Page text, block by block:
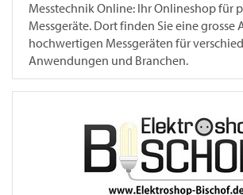
Messtechnik Online: Ihr Onlineshop für
Messgeräte. Dort finden Sie eine grosse
hochwertigen Messgeräten für
Anwendungen und Branchen.